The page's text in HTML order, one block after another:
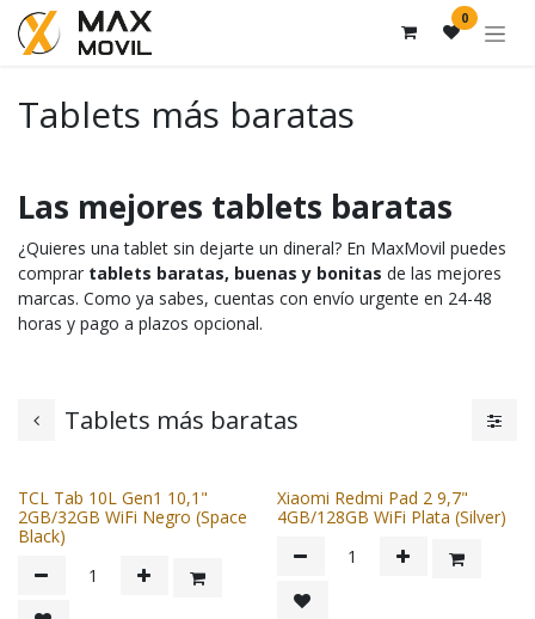
Ir al contenido 0
Tablets más baratas
Las mejores tablets baratas
¿Quieres una tablet sin dejarte un dineral? En MaxMovil puedes
comprar tablets baratas, buenas y bonitas de las mejores
marcas. Como ya sabes, cuentas con envío urgente en 24-48
horas y pago a plazos opcional.
Tablets más baratas
TCL Tab 10L Gen1 10,1"
2GB/32GB WiFi Negro (Space
Black)
Xiaomi Redmi Pad 2 9,7"
4GB/128GB WiFi Plata (Silver)